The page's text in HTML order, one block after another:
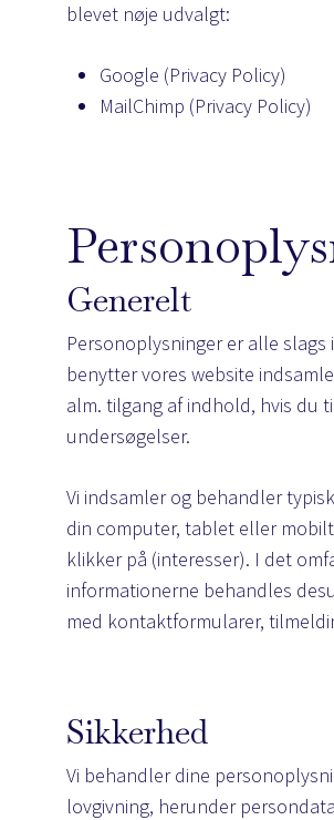
blevet nøje udvalgt:
Google (Privacy Policy)
MailChimp (Privacy Policy)
Generelt
Personoplysninger er alle
benytter vores website
alm. tilgang af indhold, hvis du
undersøgelser.
Vi indsamler og behandler
din computer, tablet eller
klikker på (interesser). I det
informationerne behandles
med kontaktformularer,
Sikkerhed
Vi behandler dine
lovgivning, herunder